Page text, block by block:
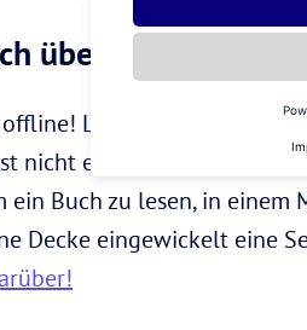
überfordert?
Leg dein Handy
nicht erreichbar bist.
ein Buch zu lesen, in
Decke eingewickelt eine